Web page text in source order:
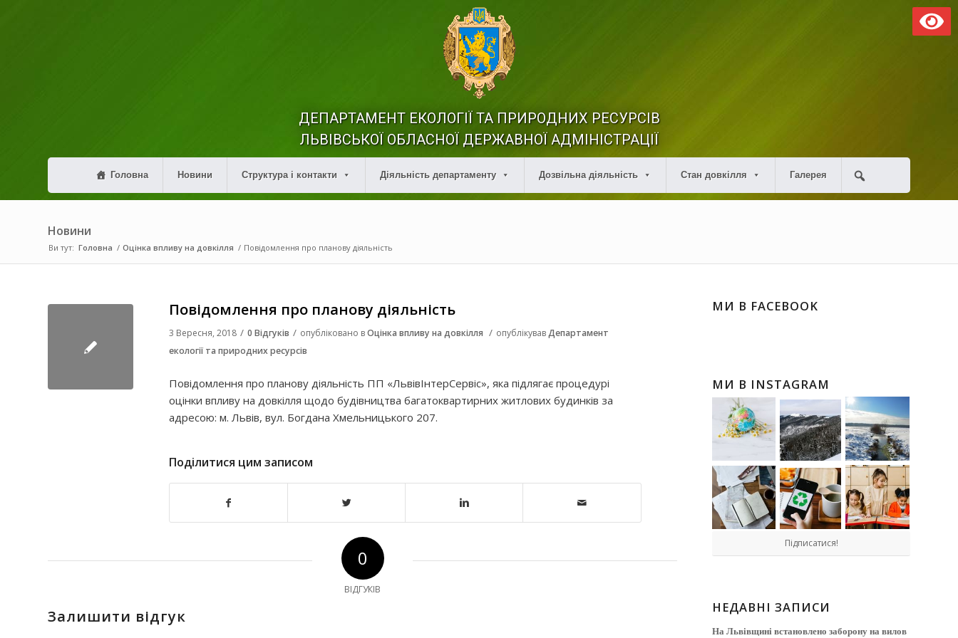
ДЕПАРТАМЕНТ ЕКОЛОГІЇ ТА ПРИРОДНИХ РЕСУРСІВ
ЛЬВІВСЬКОЇ ОБЛАСНОЇ ДЕРЖАВНОЇ АДМІНІСТРАЦІЇ
Головна Новини Структура і контакти Діяльність департаменту Дозвільна діяльність Стан довкілля Галерея
Новини
Ви тут: Головна / Оцінка впливу на довкілля / Повідомлення про планову діяльність
Повідомлення про планову діяльність
3 Вересня, 2018 / 0 Відгуків / опубліковано вОцінка впливу на довкілля / опублікувавДепартамент
екології та природних ресурсів
Повідомлення про планову діяльність ПП «ЛьвівІнтерСервіс», яка підлягає процедурі
оцінки впливу на довкілля щодо будівництва багатоквартирних житлових будинків за
адресою: м. Львів, вул. Богдана Хмельницького 207.
Поділитися цим записом
0
ВІДГУКІВ
Залишити відгук
МИ В FACEBOOK
МИ В INSTAGRAM
Підписатися!
НЕДАВНІ ЗАПИСИ
На Львівщині встановлено заборону на вилов